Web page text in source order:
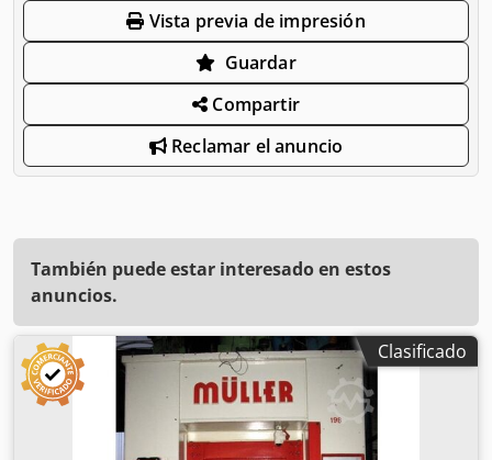
Vista previa de impresión
Guardar
Compartir
Reclamar el anuncio
También puede estar interesado en estos
anuncios.
Clasificado